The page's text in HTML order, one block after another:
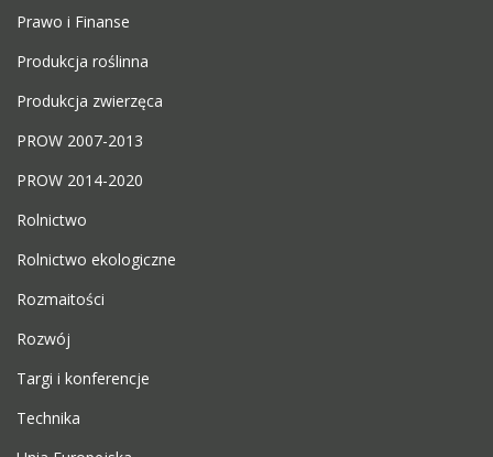
Prawo i Finanse
Produkcja roślinna
Produkcja zwierzęca
PROW 2007-2013
PROW 2014-2020
Rolnictwo
Rolnictwo ekologiczne
Rozmaitości
Rozwój
Targi i konferencje
Technika